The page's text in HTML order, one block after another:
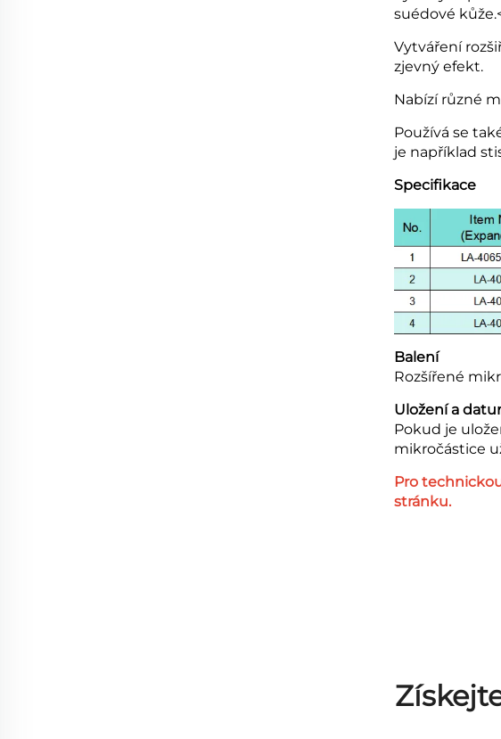
suédové
Vytváření
zjevný efekt.
Nabízí různé
Používá se
je například
Specifikace
Balení
Rozšířené
Uložení a
Pokud je
mikročástice
Pro
stránku.